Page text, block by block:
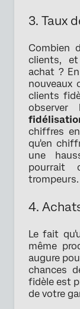
3. Taux
Combien
clients,
achat ?
nouveaux
clients
chiffres
qu'en
une
pourrait
trompeurs.
4.
Le fait
même
augure
chances
fidèle est
de votre